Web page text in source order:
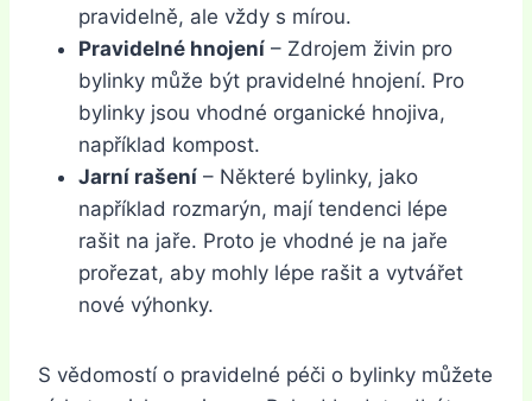
pravidelně, ale vždy s mírou.
Pravidelné hnojení – Zdrojem živin pro
bylinky může být pravidelné hnojení. Pro
bylinky jsou vhodné organické hnojiva,
například kompost.
Jarní rašení – Některé bylinky, jako
například rozmarýn, mají tendenci lépe
rašit na jaře. Proto je vhodné je na jaře
prořezat, aby mohly lépe rašit a vytvářet
nové výhonky.
S vědomostí o pravidelné péči o bylinky můžete